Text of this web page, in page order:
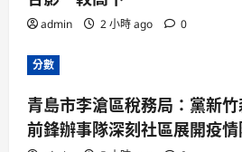
admin 2 小時 ago 0
分數
青島市李滄區稅務局：黨新
前鋒辦事隊深刻社區展開疫